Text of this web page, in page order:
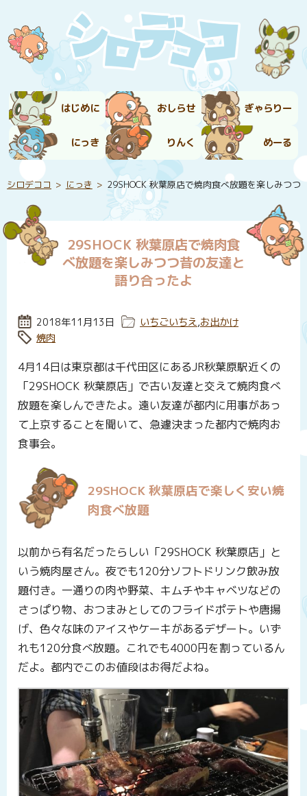
はじめに おしらせ ぎゃらりー
にっき りんく めーる
シロデココ にっき 29SHOCK 秋葉原店で焼肉食べ放題を楽しみつつ
29SHOCK 秋葉原店で焼肉食
べ放題を楽しみつつ昔の友達と
語り合ったよ
投稿日:
2018年11月13日 カテゴリー:
いちごいちえ,お出かけ
タグ:
焼肉
4月14日は東京都は千代田区にあるJR秋葉原駅近くの
「29SHOCK 秋葉原店」で古い友達と交えて焼肉食べ
放題を楽しんできたよ。遠い友達が都内に用事があっ
て上京することを聞いて、急遽決まった都内で焼肉お
食事会。
29SHOCK 秋葉原店で楽しく安い焼
肉食べ放題
以前から有名だったらしい「29SHOCK 秋葉原店」と
いう焼肉屋さん。夜でも120分ソフトドリンク飲み放
題付き。一通りの肉や野菜、キムチやキャベツなどの
さっぱり物、おつまみとしてのフライドポテトや唐揚
げ、色々な味のアイスやケーキがあるデザート。いず
れも120分食べ放題。これでも4000円を割っているん
だよ。都内でこのお値段はお得だよね。